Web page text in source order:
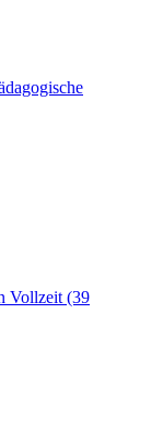
Vollzeit (39